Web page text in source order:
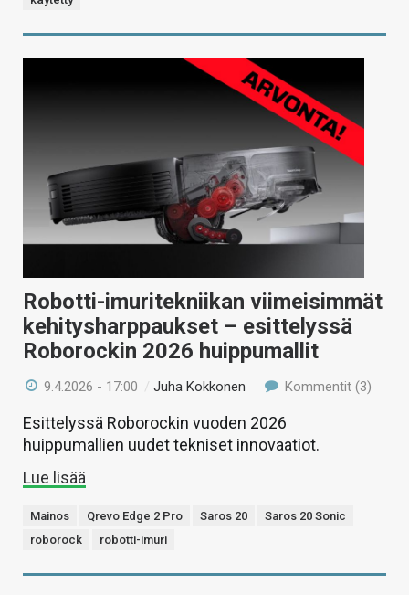
Robotti-imuritekniikan viimeisimmät
kehitysharppaukset – esittelyssä
Roborockin 2026 huippumallit
9.4.2026 - 17:00 /Juha Kokkonen Kommentit (3)
Esittelyssä Roborockin vuoden 2026
huippumallien uudet tekniset innovaatiot.
Lue lisää
Mainos Qrevo Edge 2 Pro Saros 20
Saros 20 Sonic
roborock
robotti-imuri